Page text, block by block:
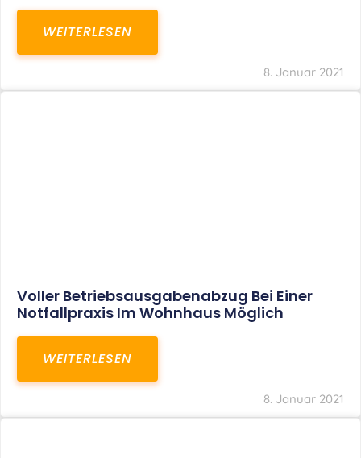
WEITERLESEN
8. Januar 2021
Voller Betriebsausgabenabzug Bei Einer
Notfallpraxis Im Wohnhaus Möglich
WEITERLESEN
8. Januar 2021